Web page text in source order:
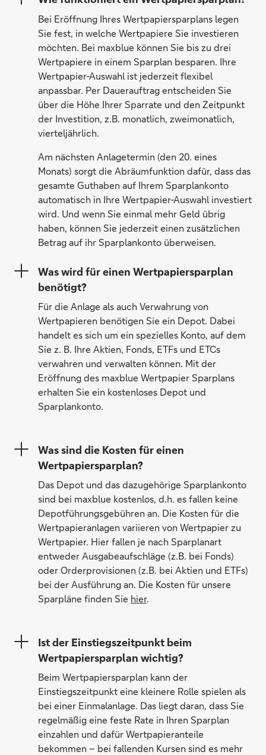
Bei Eröffnung Ihres Wertpapiersparplans legen
Sie fest, in welche Wertpapiere Sie investieren
möchten. Bei maxblue können Sie bis zu drei
Wertpapiere in einem Sparplan besparen. Ihre
Wertpapier-Auswahl ist jederzeit flexibel
anpassbar. Per Dauerauftrag entscheiden Sie
über die Höhe Ihrer Sparrate und den Zeitpunkt
der Investition, z.B. monatlich, zweimonatlich,
vierteljährlich.
Am nächsten Anlagetermin (den 20. eines
Monats) sorgt die Abräumfunktion dafür, dass das
gesamte Guthaben auf Ihrem Sparplankonto
automatisch in Ihre Wertpapier-Auswahl investiert
wird. Und wenn Sie einmal mehr Geld übrig
haben, können Sie jederzeit einen zusätzlichen
Betrag auf ihr Sparplankonto überweisen.
Was wird für einen Wertpapiersparplan
benötigt?
Für die Anlage als auch Verwahrung von
Wertpapieren benötigen Sie ein Depot. Dabei
handelt es sich um ein spezielles Konto, auf dem
Sie z. B. Ihre Aktien, Fonds, ETFs und ETCs
verwahren und verwalten können. Mit der
Eröffnung des maxblue Wertpapier Sparplans
erhalten Sie ein kostenloses Depot und
Sparplankonto.
Was sind die Kosten für einen
Wertpapiersparplan?
Das Depot und das dazugehörige Sparplankonto
sind bei maxblue kostenlos, d.h. es fallen keine
Depotführungsgebühren an. Die Kosten für die
Wertpapieranlagen variieren von Wertpapier zu
Wertpapier. Hier fallen je nach Sparplanart
entweder Ausgabeaufschläge (z.B. bei Fonds)
oder Orderprovisionen (z.B. bei Aktien und ETFs)
bei der Ausführung an. Die Kosten für unsere
Sparpläne finden Sie hier.
Ist der Einstiegszeitpunkt beim
Wertpapiersparplan wichtig?
Beim Wertpapiersparplan kann der
Einstiegszeitpunkt eine kleinere Rolle spielen als
bei einer Einmalanlage. Das liegt daran, dass Sie
regelmäßig eine feste Rate in Ihren Sparplan
einzahlen und dafür Wertpapieranteile
bekommen – bei fallenden Kursen sind es mehr